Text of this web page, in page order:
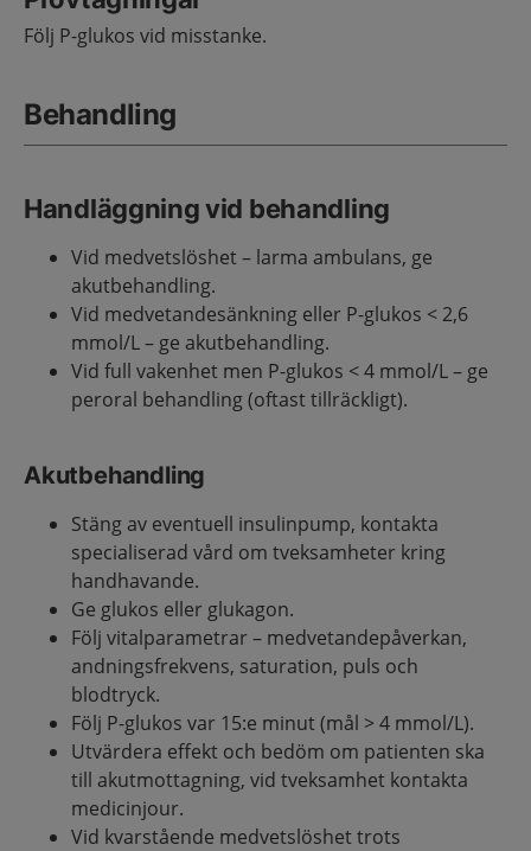
Följ P-glukos vid misstanke.
Behandling
Handläggning vid behandling
Vid medvetslöshet – larma ambulans, ge
akutbehandling.
Vid medvetandesänkning eller P-glukos < 2,6
mmol/L – ge akutbehandling.
Vid full vakenhet men P-glukos < 4 mmol/L – ge
peroral behandling (oftast tillräckligt).
Akutbehandling
Stäng av eventuell insulinpump, kontakta
specialiserad vård om tveksamheter kring
handhavande.
Ge glukos eller glukagon.
Följ vitalparametrar – medvetandepåverkan,
andningsfrekvens, saturation, puls och
blodtryck.
Följ P-glukos var 15:e minut (mål > 4 mmol/L).
Utvärdera effekt och bedöm om patienten ska
till akutmottagning, vid tveksamhet kontakta
medicinjour.
Vid kvarstående medvetslöshet trots